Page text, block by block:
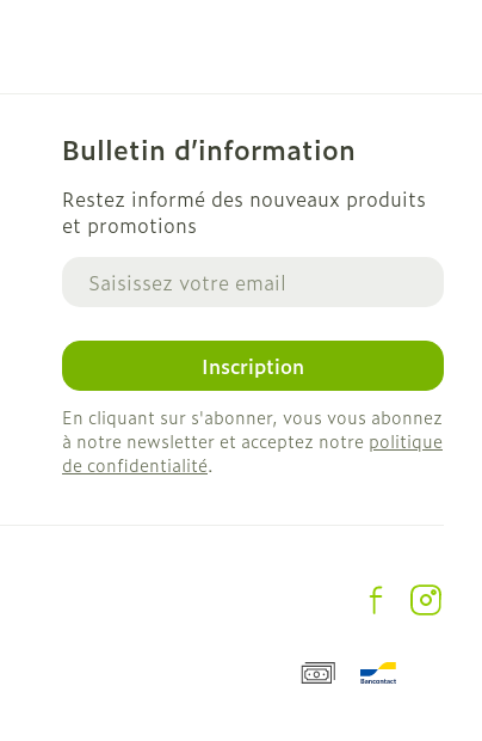
Bulletin d’information
Restez informé des nouveaux produits
et promotions
Adresse mail
Inscription
En cliquant sur s'abonner, vous vous abonnez
à notre newsletter et acceptez notre politique
de confidentialité.